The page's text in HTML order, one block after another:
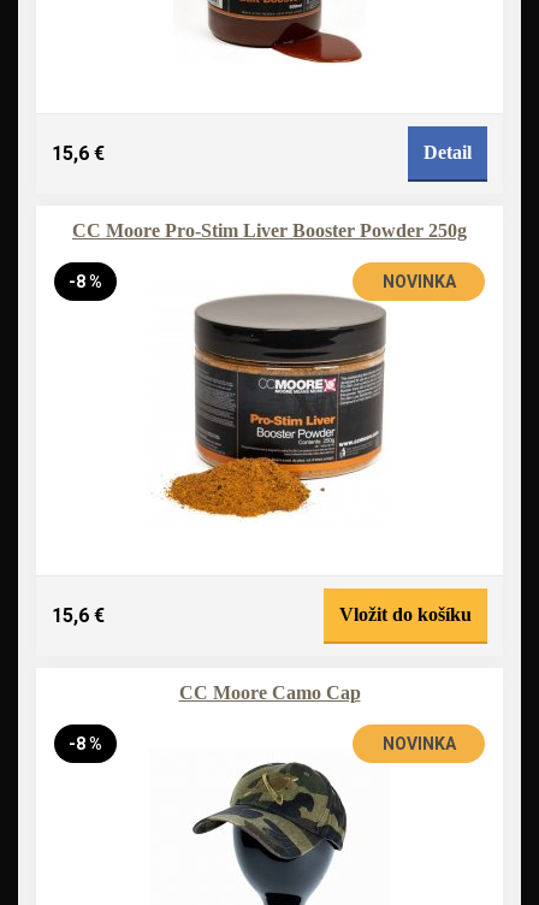
15,6 € Detail
CC Moore Pro-Stim Liver Booster Powder 250g
-8 % NOVINKA
15,6 € Vložit do košíku
CC Moore Camo Cap
-8 % NOVINKA